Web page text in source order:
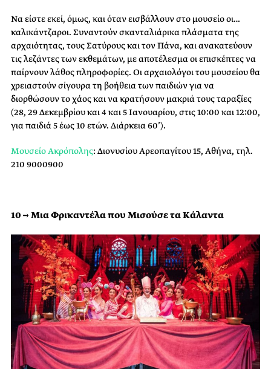
Να είστε εκεί, όμως, και όταν εισβάλλουν στο μουσείο οι…
καλικάντζαροι. Συναντούν σκανταλιάρικα πλάσματα της
αρχαιότητας, τους Σατύρους και τον Πάνα, και ανακατεύουν
τις λεζάντες των εκθεμάτων, με αποτέλεσμα οι επισκέπτες να
παίρνουν λάθος πληροφορίες. Οι αρχαιολόγοι του μουσείου θα
χρειαστούν σίγουρα τη βοήθεια των παιδιών για να
διορθώσουν το χάος και να κρατήσουν μακριά τους ταραξίες
(28, 29 Δεκεμβρίου και 4 και 5 Ιανουαρίου, στις 10:00 και 12:00,
για παιδιά 5 έως 10 ετών. Διάρκεια 60’).
Μουσείο Ακρόπολης: Διονυσίου Αρεοπαγίτου 15, Αθήνα, τηλ.
210 9000900
10 → Μια Φρικαντέλα που Μισούσε τα Κάλαντα